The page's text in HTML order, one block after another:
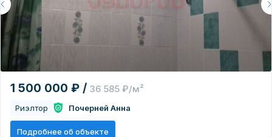
1 500 000 ₽ / 36 585 ₽/м²
Риэлтор Почерней Анна
Подробнее об объекте